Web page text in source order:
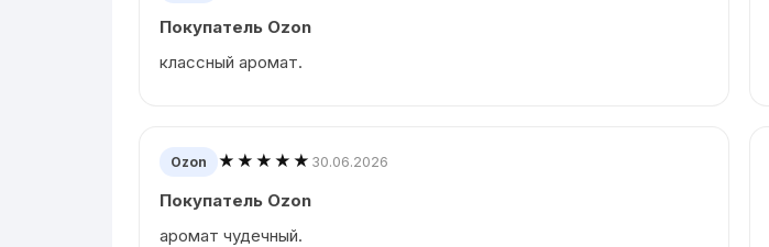
Покупатель Ozon
классный аромат.
Ozon ★★★★★ 30.06.2026
Покупатель Ozon
аромат чудечный.